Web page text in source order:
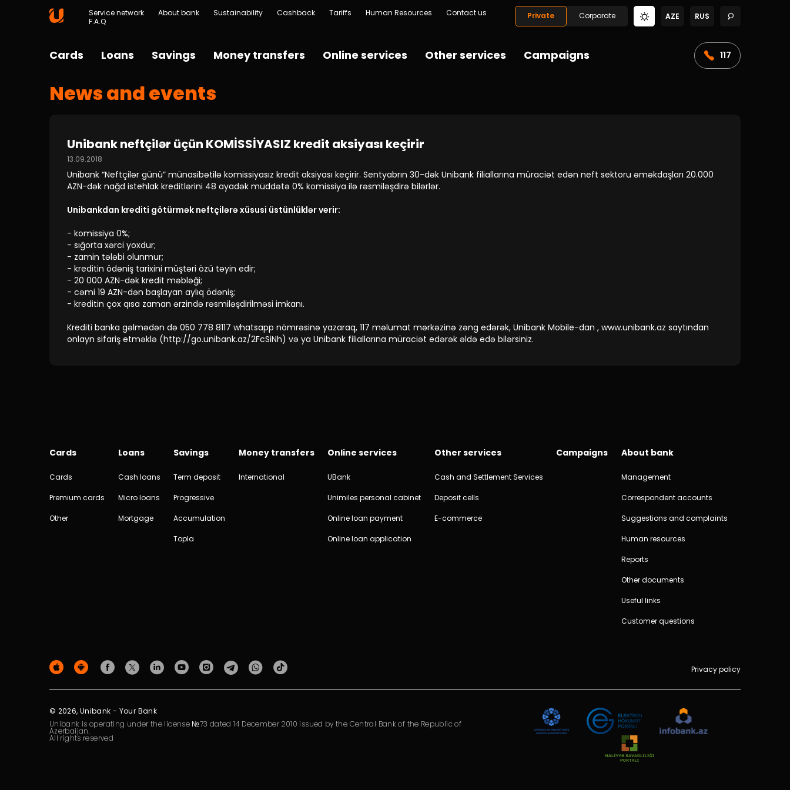
Service network About bank Sustainability Cashback Tariffs Human Resources
Contact us
F.A.Q
Private Corporate AZE RUS
Cards Loans Savings Money transfers Online services Other services Campaigns 117
News and events
Unibank neftçilər üçün KOMİSSİYASIZ kredit aksiyası keçirir
13.09.2018
Unibank “Neftçilər günü” münasibətilə komissiyasız kredit aksiyası keçirir. Sentyabrın 30-dək Unibank filiallarına müraciət edən neft sektoru əməkdaşları 20.000
AZN-dək nağd istehlak kreditlərini 48 ayadək müddətə 0% komissiya ilə rəsmiləşdirə bilərlər.
Unibankdan krediti götürmək neftçilərə xüsusi üstünlüklər verir:
- komissiya 0%;
- sığorta xərci yoxdur;
- zamin tələbi olunmur;
- kreditin ödəniş tarixini müştəri özü təyin edir;
- 20 000 AZN-dək kredit məbləği;
- cəmi 19 AZN-dən başlayan aylıq ödəniş;
- kreditin çox qısa zaman ərzində rəsmiləşdirilməsi imkanı.
Krediti banka gəlmədən də 050 778 8117 whatsapp nömrəsinə yazaraq, 117 məlumat mərkəzinə zəng edərək, Unibank Mobile-dan , www.unibank.az saytından
onlayn sifariş etməklə (http://go.unibank.az/2FcSiNh) və ya Unibank filiallarına müraciət edərək əldə edə bilərsiniz.
Cards
Cards
Premium cards
Other
Loans
Cash loans
Micro loans
Mortgage
Savings
Term deposit
Progressive
Accumulation
Topla
Money transfers
International
Online services
UBank
Unimiles personal cabinet
Online loan payment
Online loan application
Other services
Cash and Settlement Services
Deposit cells
E-commerce
Campaigns About bank
Management
Correspondent accounts
Suggestions and complaints
Human resources
Reports
Other documents
Useful links
Customer questions
Privacy policy
© 2026, Unibank - Your Bank
Unibank is operating under the license №73 dated 14 December 2010 issued by the Central Bank of the Republic of
Azerbaijan.
All rights reserved